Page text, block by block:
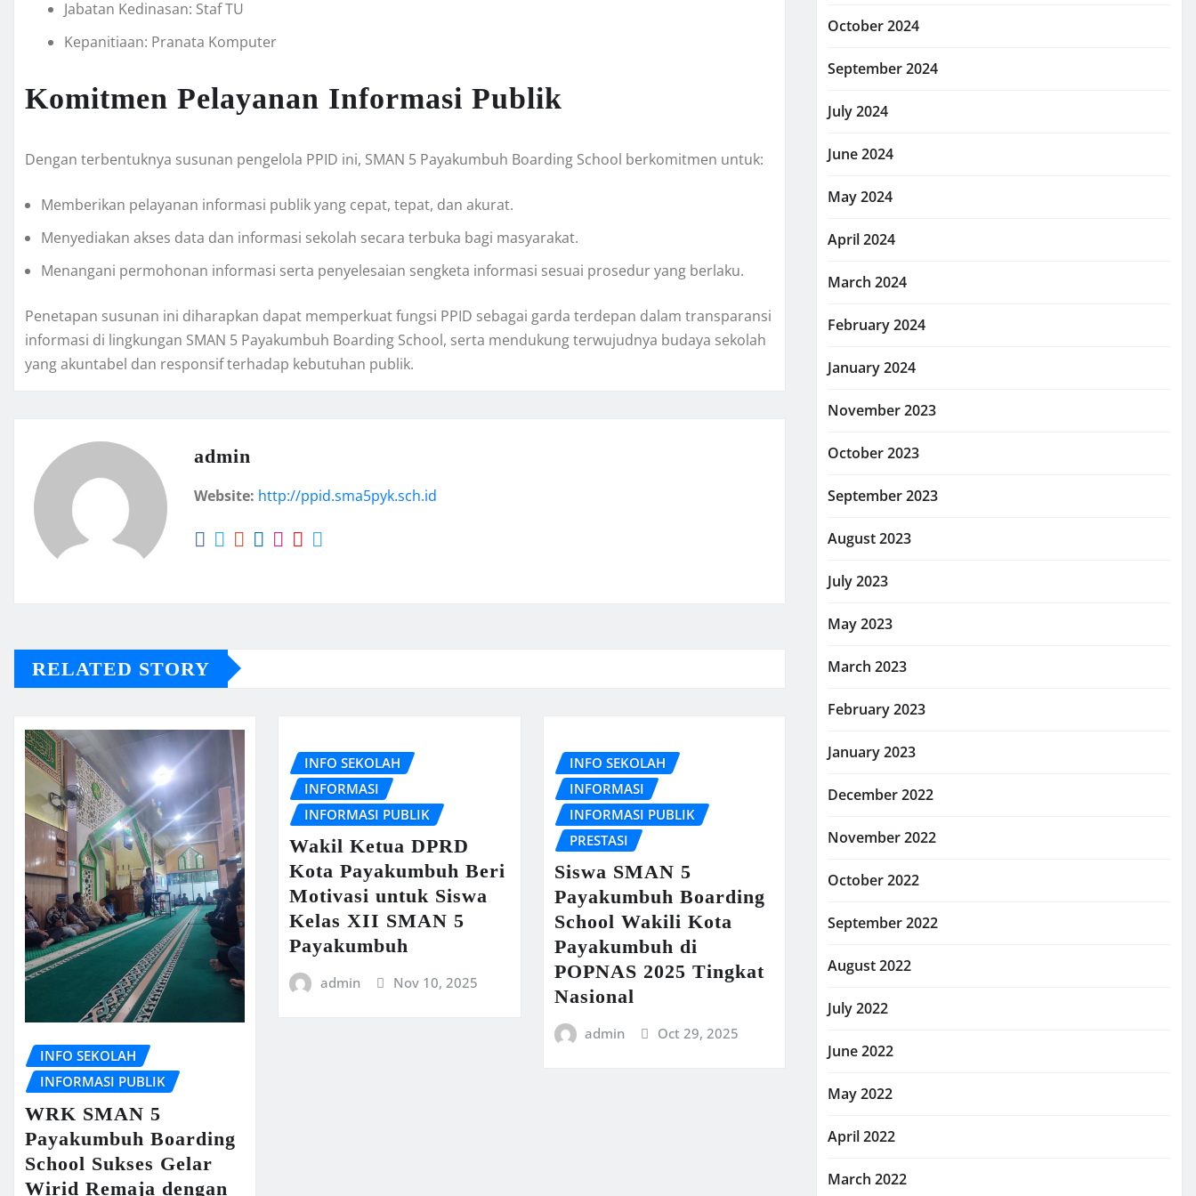
Jabatan Kedinasan: Staf TU
Kepanitiaan: Pranata Komputer
Komitmen Pelayanan Informasi Publik
Dengan terbentuknya susunan pengelola PPID ini, SMAN 5 Payakumbuh Boarding School berkomitmen untuk:
Memberikan pelayanan informasi publik yang cepat, tepat, dan akurat.
Menyediakan akses data dan informasi sekolah secara terbuka bagi masyarakat.
Menangani permohonan informasi serta penyelesaian sengketa informasi sesuai prosedur yang berlaku.
Penetapan susunan ini diharapkan dapat memperkuat fungsi PPID sebagai garda terdepan dalam transparansi
informasi di lingkungan SMAN 5 Payakumbuh Boarding School, serta mendukung terwujudnya budaya sekolah
yang akuntabel dan responsif terhadap kebutuhan publik.
admin
Website: http://ppid.sma5pyk.sch.id
RELATED STORY
INFO SEKOLAH
INFORMASI PUBLIK
WRK SMAN 5
Payakumbuh Boarding
School Sukses Gelar
Wirid Remaja dengan
INFO SEKOLAH
INFORMASI
INFORMASI PUBLIK
Wakil Ketua DPRD
Kota Payakumbuh Beri
Motivasi untuk Siswa
Kelas XII SMAN 5
Payakumbuh
admin Nov 10, 2025
INFO SEKOLAH
INFORMASI
INFORMASI PUBLIK
PRESTASI
Siswa SMAN 5
Payakumbuh Boarding
School Wakili Kota
Payakumbuh di
POPNAS 2025 Tingkat
Nasional
admin Oct 29, 2025
October 2024
September 2024
July 2024
June 2024
May 2024
April 2024
March 2024
February 2024
January 2024
November 2023
October 2023
September 2023
August 2023
July 2023
May 2023
March 2023
February 2023
January 2023
December 2022
November 2022
October 2022
September 2022
August 2022
July 2022
June 2022
May 2022
April 2022
March 2022